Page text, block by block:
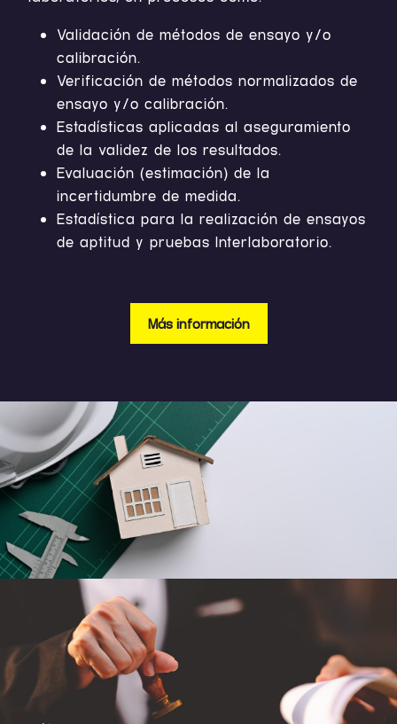
Validación de métodos de ensayo y/o
calibración.
Verificación de métodos normalizados de
ensayo y/o calibración.
Estadísticas aplicadas al aseguramiento
de la validez de los resultados.
Evaluación (estimación) de la
incertidumbre de medida.
Estadística para la realización de ensayos
de aptitud y pruebas Interlaboratorio.
Más información